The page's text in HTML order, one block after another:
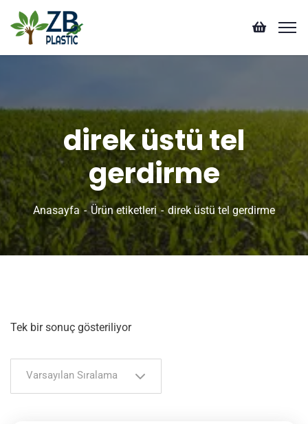
direk üstü tel
gerdirme
Anasayfa Ürün etiketleri direk üstü tel gerdirme
Tek bir sonuç gösteriliyor
Varsayılan Sıralama